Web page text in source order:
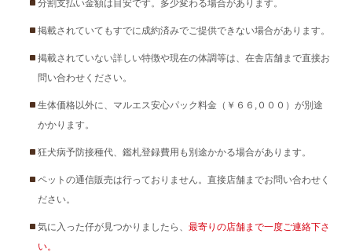
分割支払い金額は目安です。多少変わる場合があります。
掲載されていてもすでに成約済みでご提供できない場合があります。
掲載されていない詳しい特徴や現在の体調等は、在舎店舗まで直接お
問い合わせください。
生体価格以外に、マルエス安心パック料金（￥６６,０００）が別途
かかります。
狂犬病予防接種代、鑑札登録費用も別途かかる場合があります。
ペットの通信販売は行っておりません。直接店舗までお問い合わせく
ださい。
気に入った仔が見つかりましたら、 最寄りの店舗まで一度ご連絡下さ
い。